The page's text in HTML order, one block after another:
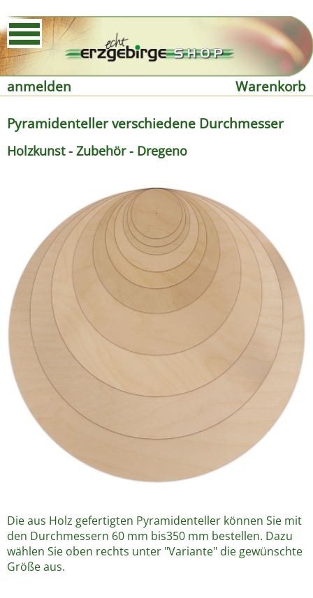
anmelden
Warenkorb
Pyramidenteller verschiedene Durchmesser
Holzkunst - Zubehör - Dregeno
Die aus Holz gefertigten Pyramidenteller können Sie mit
den Durchmessern 60 mm bis350 mm bestellen. Dazu
wählen Sie oben rechts unter "Variante" die gewünschte
Größe aus.